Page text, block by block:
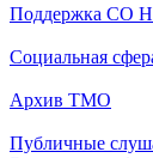
Поддержка СО
Социальная
Архив ТМО
Публичные